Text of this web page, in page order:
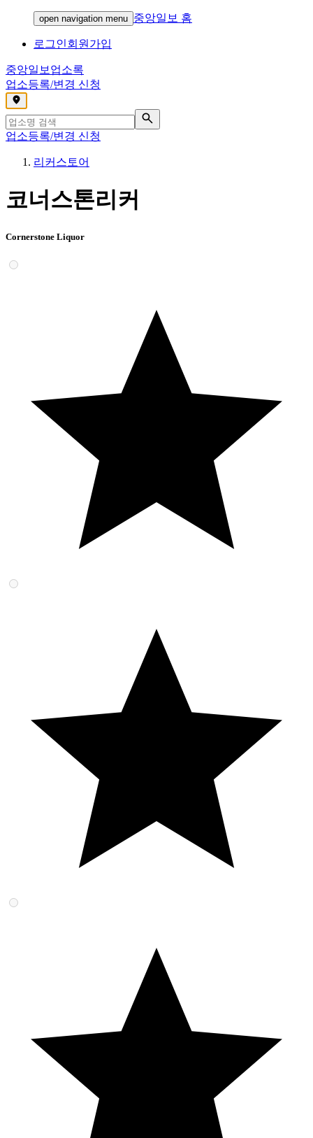
open navigation menu 중앙일보 홈
로그인회원가입
중앙일보 업소록
업소등록/변경 신청
,
업소등록/변경 신청
리커스토어
코너스톤리커
Cornerstone Liquor